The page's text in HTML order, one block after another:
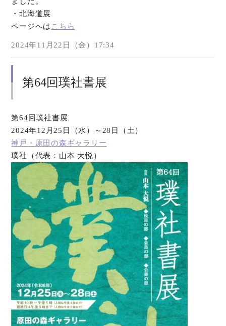
・北海道展
ページへは こちら
2024年11月22日（金）17:34
第64回璞社書展
第64回璞社書展
2024年12月25日（水）～28日（土）
神戸・原田の森ギャラリー
璞社（代表：山本 大悦）